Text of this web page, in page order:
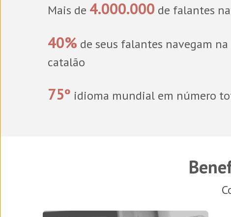
Mais de 4.000.000 de falantes
40% de seus falantes navegam
catalão
75º idioma mundial em número